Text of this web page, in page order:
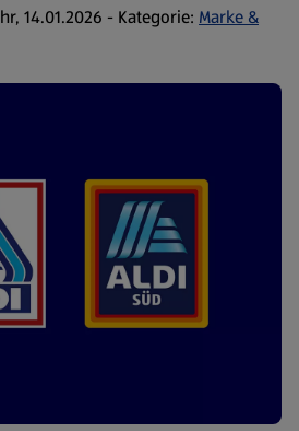
14.01.2026 - Kategorie: Marke &